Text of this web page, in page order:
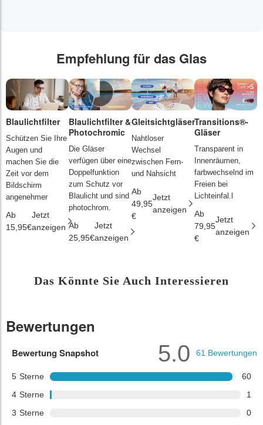
Empfehlung für das Glas
Blaulichtfilter
Schützen Sie Ihre
Augen und
machen Sie die
Zeit vor dem
Bildschirm
angenehmer
Ab
15,95€
Jetzt
anzeigen
Blaulichtfilter &
Photochromic
Die Gläser
verfügen über eine
Doppelfunktion
zum Schutz vor
Blaulicht und sind
photochrom.
Ab
25,95€
Jetzt
anzeigen
Gleitsichtgläser
Nahtloser
Wechsel
zwischen Fern-
und Nahsicht
Ab
49,95
€
Jetzt
anzeigen
Transitions®-
Gläser
Transparent in
Innenräumen,
farbwechselnd im
Freien bei
Lichteinfal.l
Ab
79,95
€
Jetzt
anzeigen
Das Könnte Sie Auch Interessieren
Bewertungen
Bewertung Snapshot
5 Sterne
60
4 Sterne
1
3 Sterne
0
5.0 61 Bewertungen